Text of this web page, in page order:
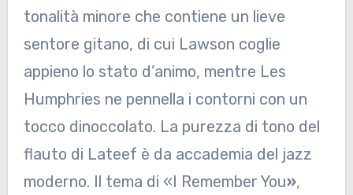
tonalità minore che contiene un lieve
sentore gitano, di cui Lawson coglie
appieno lo stato d’animo, mentre Les
Humphries ne pennella i contorni con un
tocco dinoccolato. La purezza di tono del
flauto di Lateef è da accademia del jazz
moderno. Il tema di «I Remember You»,